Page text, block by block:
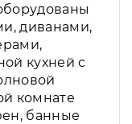
диванами,
кухней с
комнате
банные